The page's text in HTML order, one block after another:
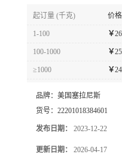
起订量 (千克) 价格
1-100 ￥
100-1000 ￥
≥1000 ￥
品牌： 美国塞拉尼斯
货号： 22201018384601
发布日期： 2023-12-22
更新日期： 2026-04-17